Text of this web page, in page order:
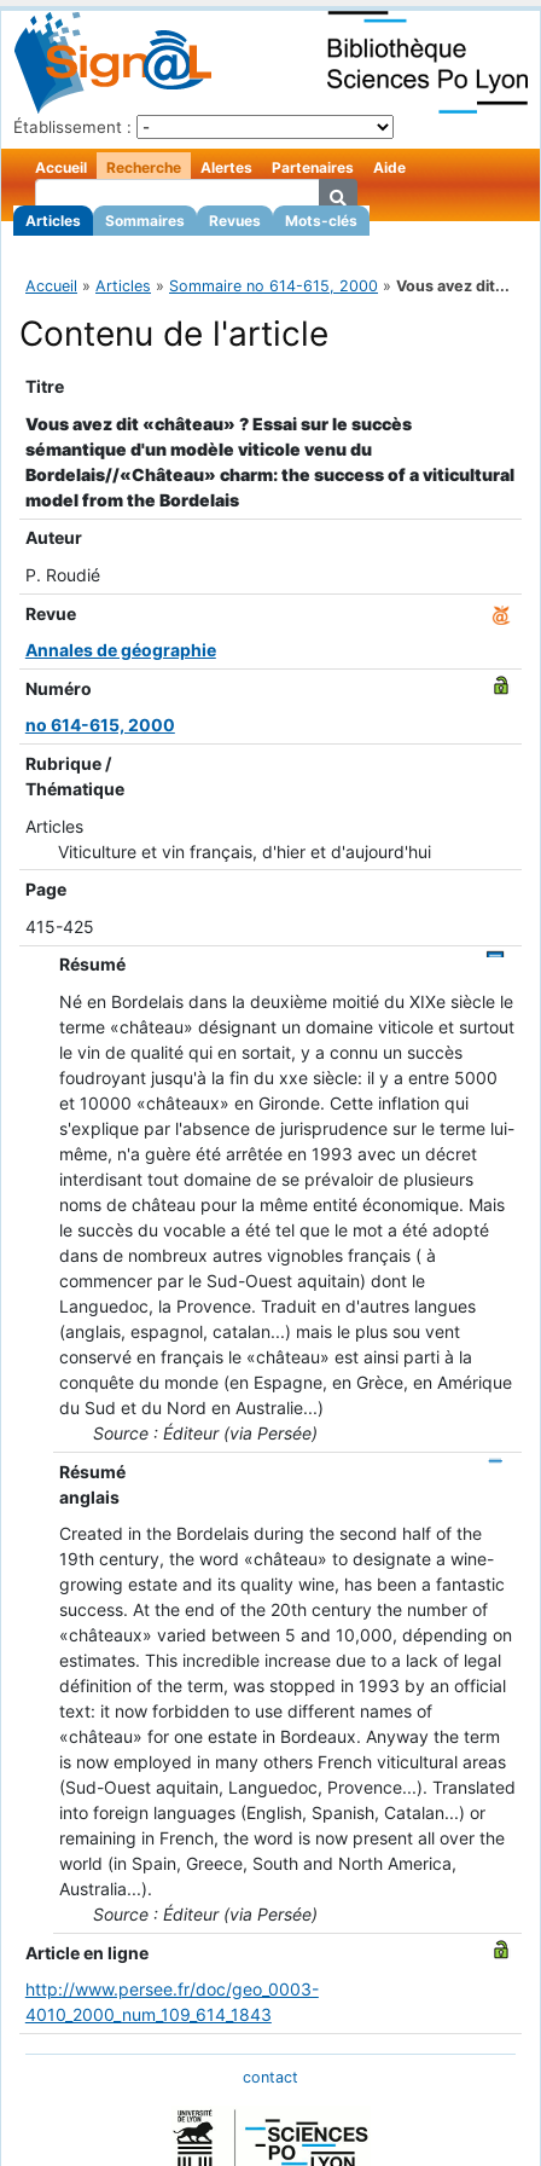
Établissement :
Accueil Recherche
Articles Sommaires Revues Mots-clés
Alertes Partenaires Aide
Accueil » Articles » Sommaire no 614-615, 2000 » Vous avez dit...
Contenu de l'article
Titre
Vous avez dit «château» ? Essai sur le succès
sémantique d'un modèle viticole venu du
Bordelais//«Château» charm: the success of a viticultural
model from the Bordelais
Auteur
P. Roudié
Revue
Annales de géographie
Numéro
no 614-615, 2000
Rubrique /
Thématique
Articles
Viticulture et vin français, d'hier et d'aujourd'hui
Page
415-425
Résumé
Né en Bordelais dans la deuxième moitié du XIXe siècle le
terme «château» désignant un domaine viticole et surtout
le vin de qualité qui en sortait, y a connu un succès
foudroyant jusqu'à la fin du xxe siècle: il y a entre 5000
et 10000 «châteaux» en Gironde. Cette inflation qui
s'explique par l'absence de jurisprudence sur le terme lui-
même, n'a guère été arrêtée en 1993 avec un décret
interdisant tout domaine de se prévaloir de plusieurs
noms de château pour la même entité économique. Mais
le succès du vocable a été tel que le mot a été adopté
dans de nombreux autres vignobles français ( à
commencer par le Sud-Ouest aquitain) dont le
Languedoc, la Provence. Traduit en d'autres langues
(anglais, espagnol, catalan...) mais le plus sou vent
conservé en français le «château» est ainsi parti à la
conquête du monde (en Espagne, en Grèce, en Amérique
du Sud et du Nord en Australie...)
Source : Éditeur (via Persée)
Résumé
anglais
Created in the Bordelais during the second half of the
19th century, the word «château» to designate a wine-
growing estate and its quality wine, has been a fantastic
success. At the end of the 20th century the number of
«châteaux» varied between 5 and 10,000, dépending on
estimates. This incredible increase due to a lack of legal
définition of the term, was stopped in 1993 by an official
text: it now forbidden to use different names of
«château» for one estate in Bordeaux. Anyway the term
is now employed in many others French viticultural areas
(Sud-Ouest aquitain, Languedoc, Provence...). Translated
into foreign languages (English, Spanish, Catalan...) or
remaining in French, the word is now present all over the
world (in Spain, Greece, South and North America,
Australia...).
Source : Éditeur (via Persée)
Article en ligne
http://www.persee.fr/doc/geo_0003-
4010_2000_num_109_614_1843
contact